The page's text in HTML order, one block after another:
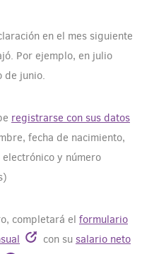
en el mes siguiente
Por ejemplo, en julio
de junio.
registrarse con sus datos
fecha de nacimiento,
y número
completará el formulario
con su salario neto